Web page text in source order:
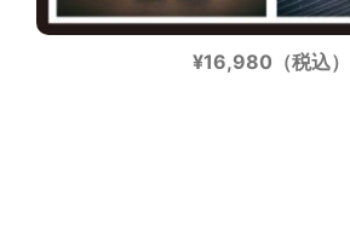
¥16,980（税込）